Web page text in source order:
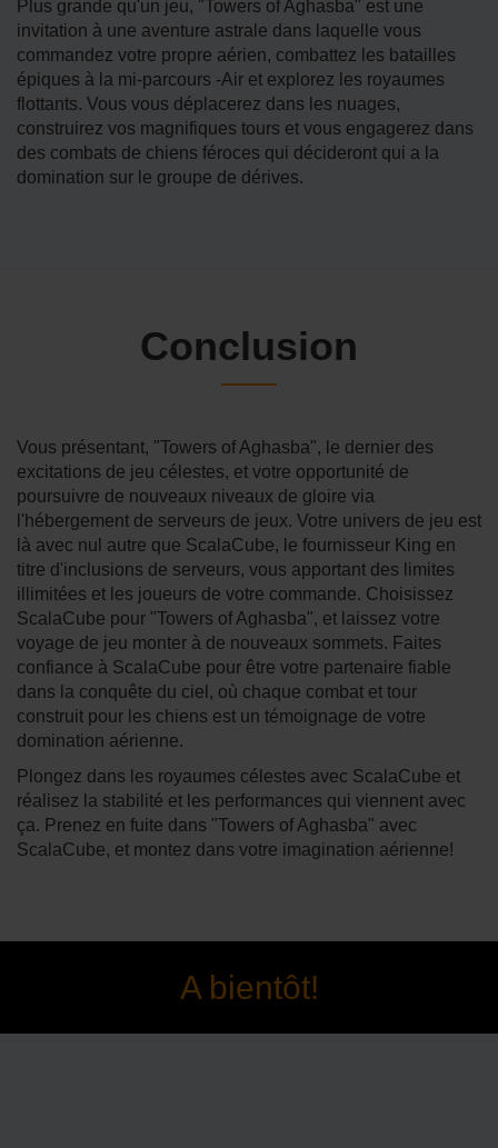
Plus grande qu'un jeu, "Towers of Aghasba" est une
invitation à une aventure astrale dans laquelle vous
commandez votre propre aérien, combattez les batailles
épiques à la mi-parcours -Air et explorez les royaumes
flottants. Vous vous déplacerez dans les nuages,
construirez vos magnifiques tours et vous engagerez dans
des combats de chiens féroces qui décideront qui a la
domination sur le groupe de dérives.
Conclusion
Vous présentant, "Towers of Aghasba", le dernier des
excitations de jeu célestes, et votre opportunité de
poursuivre de nouveaux niveaux de gloire via
l'hébergement de serveurs de jeux. Votre univers de jeu est
là avec nul autre que ScalaCube, le fournisseur King en
titre d'inclusions de serveurs, vous apportant des limites
illimitées et les joueurs de votre commande. Choisissez
ScalaCube pour "Towers of Aghasba", et laissez votre
voyage de jeu monter à de nouveaux sommets. Faites
confiance à ScalaCube pour être votre partenaire fiable
dans la conquête du ciel, où chaque combat et tour
construit pour les chiens est un témoignage de votre
domination aérienne.
Plongez dans les royaumes célestes avec ScalaCube et
réalisez la stabilité et les performances qui viennent avec
ça. Prenez en fuite dans "Towers of Aghasba" avec
ScalaCube, et montez dans votre imagination aérienne!
A bientôt!